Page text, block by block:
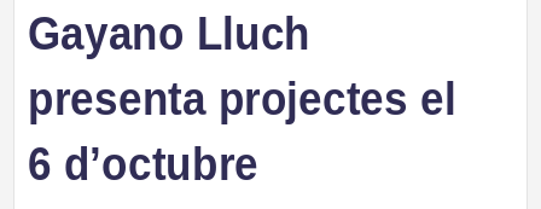
Gayano Lluch
presenta projectes el
6 d’octubre